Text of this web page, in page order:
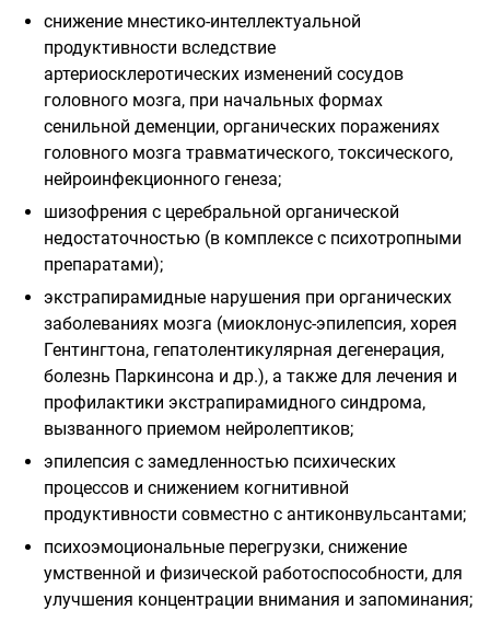
снижение мнестико-интеллектуальной
продуктивности вследствие
артериосклеротических изменений сосудов
головного мозга, при начальных формах
сенильной деменции, органических поражениях
головного мозга травматического, токсического,
нейроинфекционного генеза;
шизофрения с церебральной органической
недостаточностью (в комплексе с психотропными
препаратами);
экстрапирамидные нарушения при органических
заболеваниях мозга (миоклонус-эпилепсия, хорея
Гентингтона, гепатолентикулярная дегенерация,
болезнь Паркинсона и др.), а также для лечения и
профилактики экстрапирамидного синдрома,
вызванного приемом нейролептиков;
эпилепсия с замедленностью психических
процессов и снижением когнитивной
продуктивности совместно с антиконвульсантами;
психоэмоциональные перегрузки, снижение
умственной и физической работоспособности, для
улучшения концентрации внимания и запоминания;